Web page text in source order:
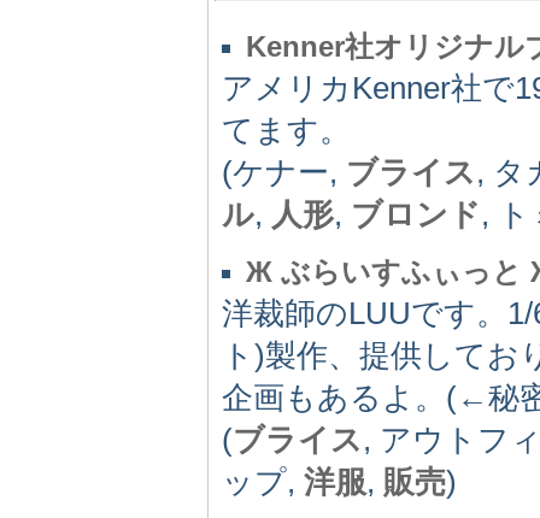
Kenner社オリジナル
アメリカKenner社で
てます。
(ケナー, ブライス, タ
ル, 人形, ブロンド, ト
Ж ぶらいすふぃっと
洋裁師のLUUです。
ト)製作、提供して
企画もあるよ。(←秘
(ブライス, アウトフ
ップ, 洋服, 販売)